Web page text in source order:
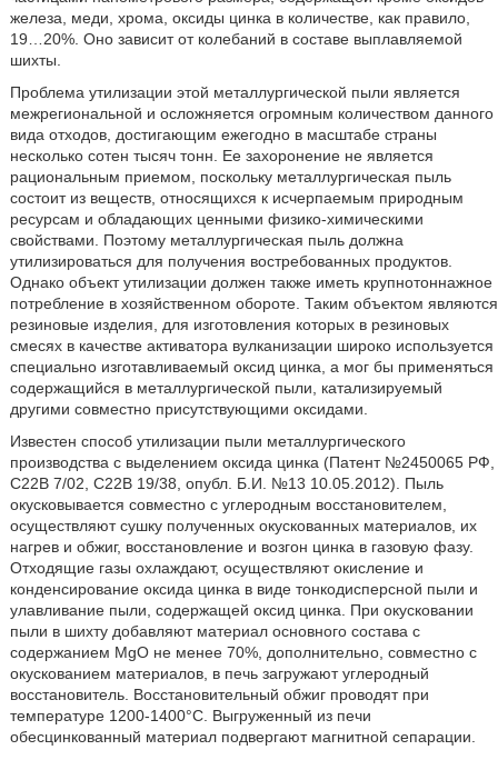
железа, меди, хрома, оксиды цинка в количестве, как правило,
19…20%. Оно зависит от колебаний в составе выплавляемой
шихты.
Проблема утилизации этой металлургической пыли является
межрегиональной и осложняется огромным количеством данного
вида отходов, достигающим ежегодно в масштабе страны
несколько сотен тысяч тонн. Ее захоронение не является
рациональным приемом, поскольку металлургическая пыль
состоит из веществ, относящихся к исчерпаемым природным
ресурсам и обладающих ценными физико-химическими
свойствами. Поэтому металлургическая пыль должна
утилизироваться для получения востребованных продуктов.
Однако объект утилизации должен также иметь крупнотоннажное
потребление в хозяйственном обороте. Таким объектом являются
резиновые изделия, для изготовления которых в резиновых
смесях в качестве активатора вулканизации широко используется
специально изготавливаемый оксид цинка, а мог бы применяться
содержащийся в металлургической пыли, катализируемый
другими совместно присутствующими оксидами.
Известен способ утилизации пыли металлургического
производства с выделением оксида цинка (Патент №2450065 РФ,
С22В 7/02, С22В 19/38, опубл. Б.И. №13 10.05.2012). Пыль
окусковывается совместно с углеродным восстановителем,
осуществляют сушку полученных окускованных материалов, их
нагрев и обжиг, восстановление и возгон цинка в газовую фазу.
Отходящие газы охлаждают, осуществляют окисление и
конденсирование оксида цинка в виде тонкодисперсной пыли и
улавливание пыли, содержащей оксид цинка. При окусковании
пыли в шихту добавляют материал основного состава с
содержанием MgO не менее 70%, дополнительно, совместно с
окускованием материалов, в печь загружают углеродный
восстановитель. Восстановительный обжиг проводят при
температуре 1200-1400°С. Выгруженный из печи
обесцинкованный материал подвергают магнитной сепарации.